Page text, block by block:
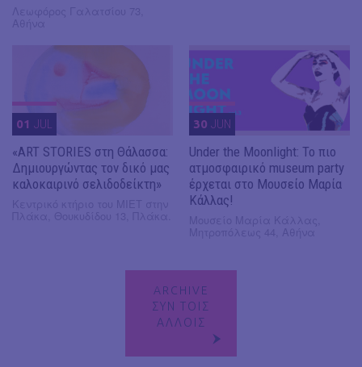
01 JUL
«ART STORIES στη Θάλασσα:
Δημιουργώντας τον δικό μας
καλοκαιρινό σελιδοδείκτη»
30 JUN
Under the Moonlight: Το πιο
ατμοσφαιρικό museum party
έρχεται στο Μουσείο Μαρία
Κάλλας!
ARCHIVE
ΣΥΝ ΤΟΙΣ
ΑΛΛΟΙΣ